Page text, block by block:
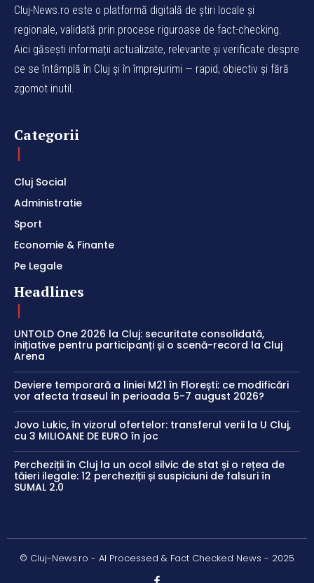
Cluj-News.ro este o platformă digitală de știri locale și
regionale, validată prin procese riguroase de fact-checking.
Aici găsești informații actualizate, relevante și verificate despre
ce se întâmplă în Cluj și în împrejurimi — rapid, obiectiv și fără
zgomot inutil.
Categorii
Cluj Social
Administratie
Sport
Economie & Finante
Pe Legale
Headlines
UNTOLD One 2026 la Cluj: securitate consolidată,
inițiative pentru participanți și o scenă-record la Cluj
Arena
Deviere temporară a liniei M21 în Florești: ce modificări
vor afecta traseul în perioada 5-7 august 2026?
Jovo Lukic, în vizorul ofertelor: transferul verii la U Cluj,
cu 3 MILIOANE DE EURO în joc
Percheziții în Cluj la un ocol silvic de stat și o rețea de
tăieri ilegale: 12 percheziții și suspiciuni de falsuri în
SUMAL 2.0
© Cluj-News.ro - AI Processed & Fact Checked News - 2025